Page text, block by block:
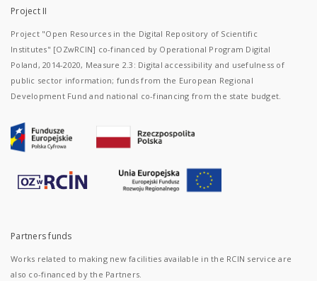
Project II
Project "Open Resources in the Digital Repository of Scientific
Institutes" [OZwRCIN] co-financed by Operational Program Digital
Poland, 2014-2020, Measure 2.3: Digital accessibility and usefulness of
public sector information; funds from the European Regional
Development Fund and national co-financing from the state budget.
Partners funds
Works related to making new facilities available in the RCIN service are
also co-financed by the Partners.